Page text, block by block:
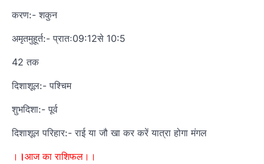
करण:- शकुन
अमृतमुहूर्त:- प्रातः09:12से 10:5
42 तक
दिशाशूल:- पश्चिम
शुभदिशा:- पूर्व
दिशाशूल परिहार:- राई या जौ खा कर करें यात्रा होगा मंगल
। ।आज का राशिफल।।